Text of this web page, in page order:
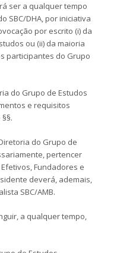
ser a qualquer tempo
SBC/DHA, por iniciativa
por escrito (i) da
ou (ii) da maioria
participantes do Grupo
do Grupo de Estudos
e requisitos
do Grupo de
pertencer
Fundadores e
deverá, ademais,
SBC/AMB.
a qualquer tempo,